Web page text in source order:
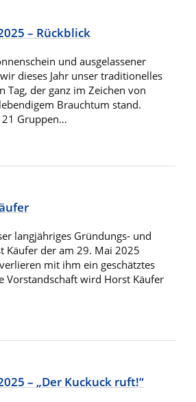
– Rückblick
und ausgelassener
dieses Jahr unser traditionelles
Tag, der ganz im Zeichen von
Brauchtum stand.
21 Gruppen…
langjähriges Gründungs- und
Käufer der am 29. Mai 2025
mit ihm ein geschätztes
Vorstandschaft wird Horst Käufer
– „Der Kuckuck ruft!“